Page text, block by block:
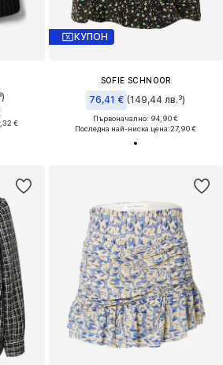
€
КУПОН
SOFIE SCHNOOR
76,41 € (149,44 лв.³)
Първоначално: 94,90 €
Последна най-ниска цена:27,90 €